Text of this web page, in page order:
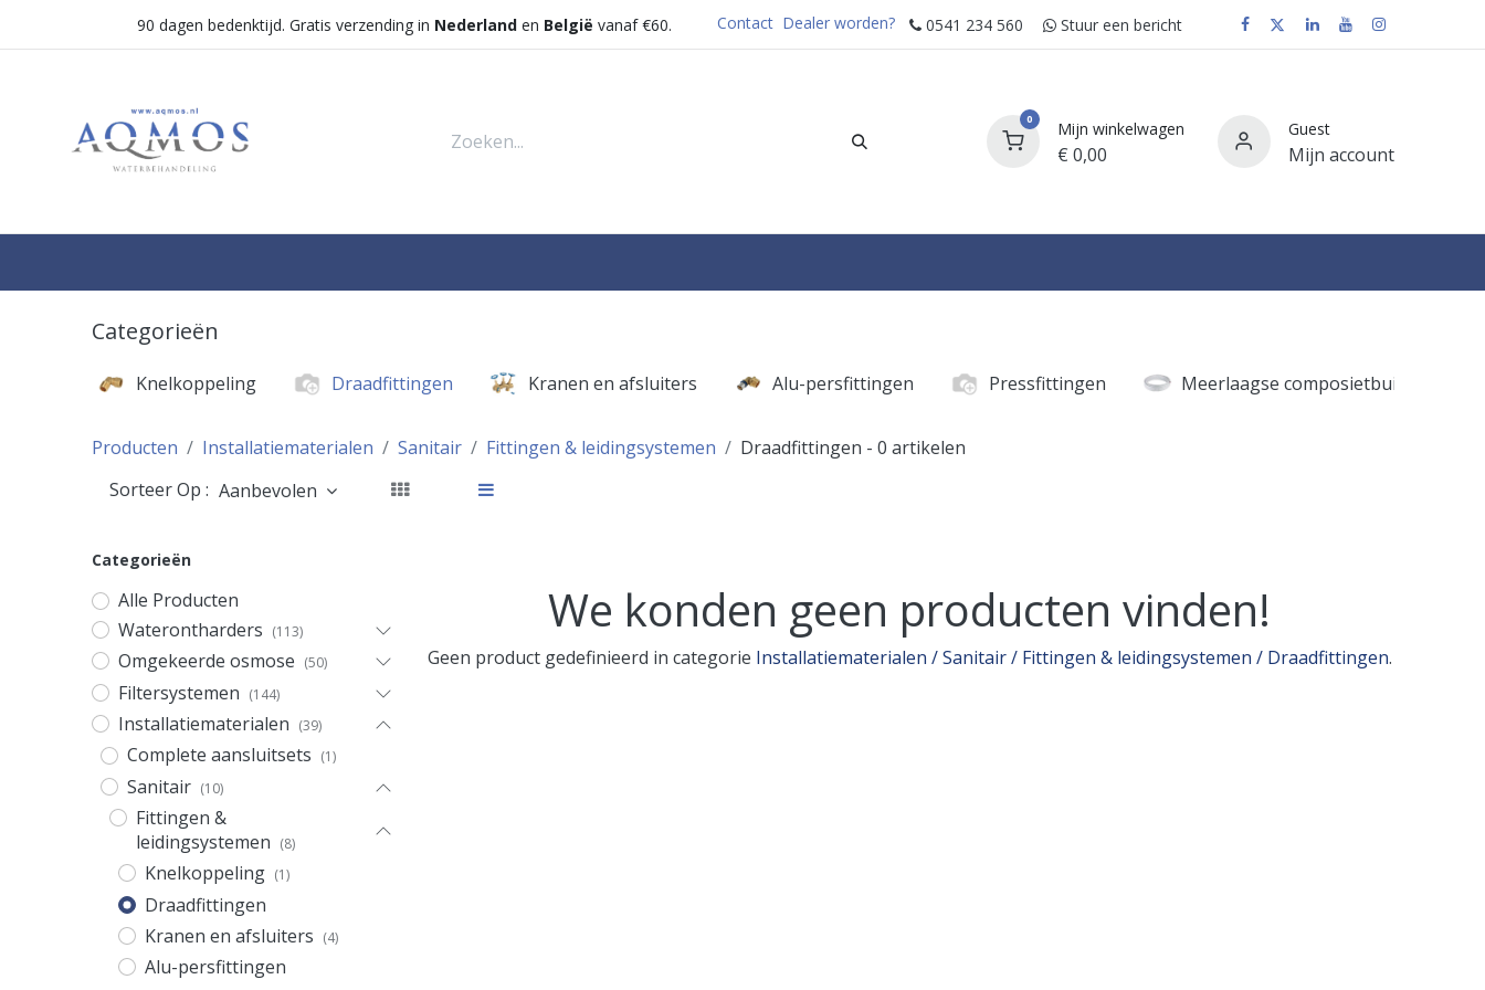
90 dagen bedenktijd. Gratis verzending in Nederlanden België vanaf €60. Contact Dealer worden? 0541 234 560 Stuur e​​​​en bericht
0 Mijn winkelwagen
€ 0,00
Guest
Mijn account
Categorieën
Knelkoppeling Draadfittingen Kranen en afsluiters Alu-persfittingen Pressfittingen Meerlaagse composietbuizen
Producten Installatiematerialen Sanitair Fittingen & leidingsystemen Draadfittingen - 0 artikelen
Sorteer Op : Aanbevolen
Categorieën
Alle Producten
Waterontharders (113)
Omgekeerde osmose (50)
Filtersystemen (144)
Installatiematerialen (39)
Complete aansluitsets (1)
Sanitair (10)
Fittingen &
leidingsystemen (8)
Knelkoppeling (1)
Draadfittingen
Kranen en afsluiters (4)
Alu-persfittingen
We konden geen producten vinden!
Geen product gedefinieerd in categorie Installatiematerialen / Sanitair / Fittingen & leidingsystemen / Draadfittingen.